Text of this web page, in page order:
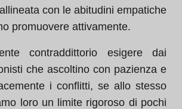
con le abitudini empatiche
promuovere attivamente.
contraddittorio esigere dai
che ascoltino con pazienza e
i conflitti, se allo stesso
loro un limite rigoroso di pochi